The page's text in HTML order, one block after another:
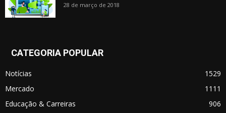
28 de março de 2018
CATEGORIA POPULAR
Notícias
1529
Mercado
1111
Educação & Carreiras
906